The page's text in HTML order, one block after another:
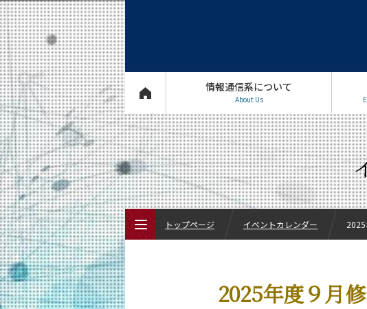
情報通信系について
About Us
2025年度９月
トップページ イベントカレンダー
情報通信系について